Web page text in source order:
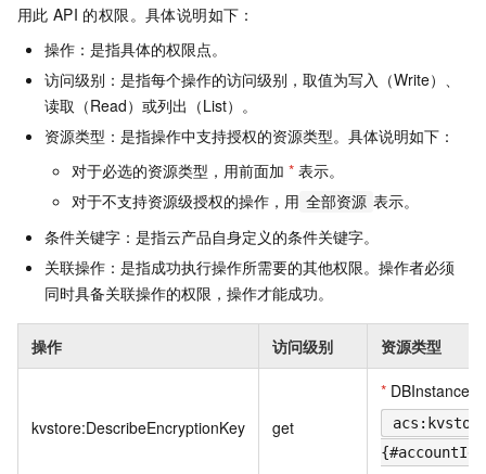
用此 API 的权限。具体说明如下：
操作：是指具体的权限点。
访问级别：是指每个操作的访问级别，取值为写入（Write）、
读取（Read）或列出（List）。
资源类型：是指操作中支持授权的资源类型。具体说明如下：
对于必选的资源类型，用前面加 * 表示。
对于不支持资源级授权的操作，用 全部资源 表示。
条件关键字：是指云产品自身定义的条件关键字。
关联操作：是指成功执行操作所需要的其他权限。操作者必须
同时具备关联操作的权限，操作才能成功。
操作 访问级别 资源类型
kvstore:DescribeEncryptionKey get
* DBInstance